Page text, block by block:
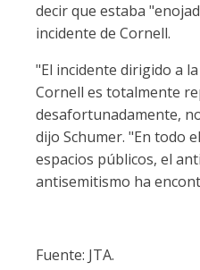
decir que estaba
incidente de Cornell.
"El incidente dirigido a
Cornell es totalmente
desafortunadamente,
dijo Schumer. "En todo
espacios públicos, el
antisemitismo ha
Fuente: JTA.